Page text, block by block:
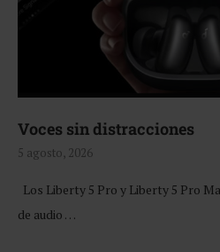
Voces sin distracciones
5 agosto, 2026
Los Liberty 5 Pro y Liberty 5 Pro
de audio …